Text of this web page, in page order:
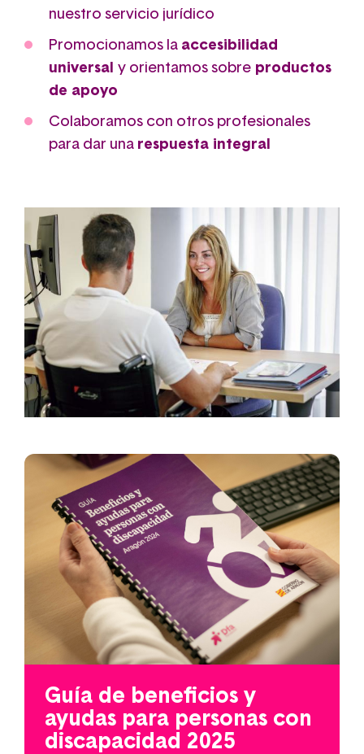
nuestro servicio jurídico
Promocionamos la accesibilidad
universal y orientamos sobre productos
de apoyo
Colaboramos con otros profesionales
para dar una respuesta integral
Guía de beneficios y
ayudas para personas con
discapacidad 2025